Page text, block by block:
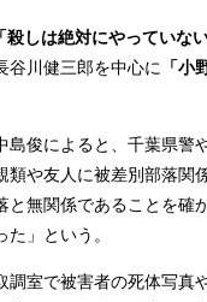
「殺しは絶対にやっていない
谷川健三郎を中心に
「小
島俊によると、千葉県警
類や友人に被差別部落関
と無関係であることを確
た」という。
調室で被害者の死体写真